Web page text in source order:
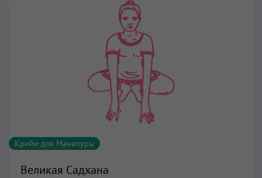
Крийи для Манипуры
Великая Садхана